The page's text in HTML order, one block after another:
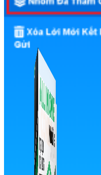
Combo ATP Mobile
Combo phần mềm
thoại.
App ghi hình tự
Shopee, Lazada,